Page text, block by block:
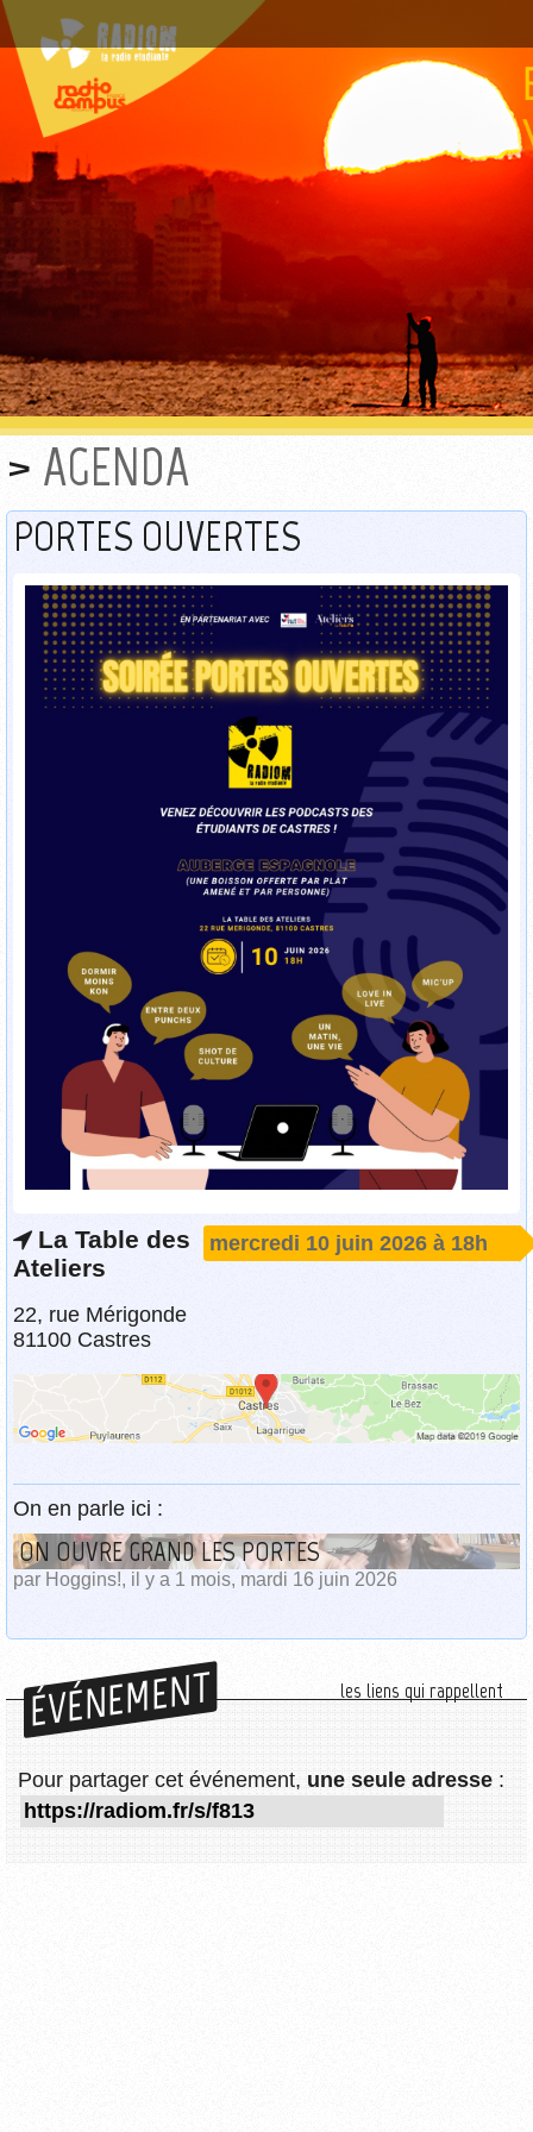
AGENDA
PORTES OUVERTES
mercredi 10 juin 2026 à 18h
La Table des
Ateliers
22, rue Mérigonde
81100 Castres
On en parle ici :
ON OUVRE GRAND LES PORTES
par Hoggins!, il y a 1 mois, mardi 16 juin 2026
ÉVÉNEMENT les liens qui rappellent
Pour partager cet événement, une seule adresse :